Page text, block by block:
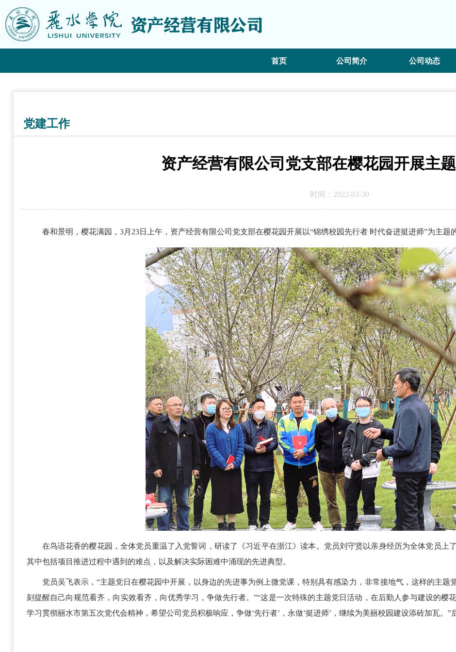
首页 公司简介 公司动态
党建工作
资产经营有限公司党支部在樱花园开展主
时间：2022-03-30
春和景明，樱花满园，3月23日上午，资产经营有限公司党支部在樱花园开展以“锦绣校园先行者 时代奋进挺进师”为主题
在鸟语花香的樱花园，全体党员重温了入党誓词，研读了《习近平在浙江》读本。党员刘守贤以亲身经历为全体党员上
其中包括项目推进过程中遇到的难点，以及解决实际困难中涌现的先进典型。
党员吴飞表示，“主题党日在樱花园中开展，以身边的先进事为例上微党课，特别具有感染力，非常接地气，这样的主
刻提醒自己向规范看齐，向实效看齐，向优秀学习，争做先行者。”“这是一次特殊的主题党日活动，在后勤人参与建设的樱
学习贯彻丽水市第五次党代会精神，希望公司党员积极响应，争做‘先行者’，永做‘挺进师’，继续为美丽校园建设添砖加瓦。”